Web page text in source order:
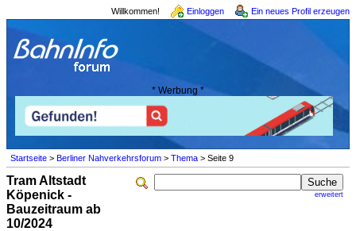
Willkommen! Einloggen Ein neues Profil erzeugen
* Werbung *
Startseite > Berliner Nahverkehrsforum > Thema > Seite 9
erweitert
Tram Altstadt
Köpenick -
Bauzeitraum ab
10/2024